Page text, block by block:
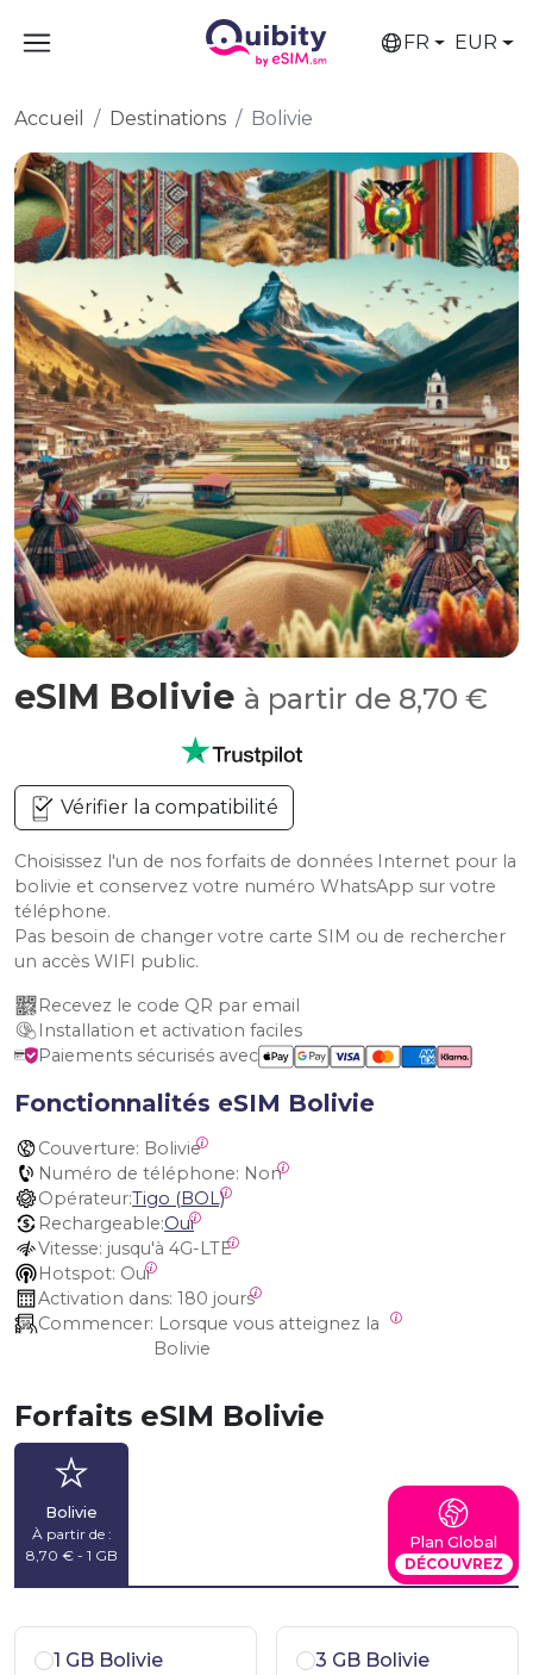
FR EUR
Accueil Destinations Bolivie
eSIM Bolivie à partir de 8,70 €
Vérifier la compatibilité
Choisissez l'un de nos forfaits de données Internet pour la
bolivie et conservez votre numéro WhatsApp sur votre
téléphone.
Pas besoin de changer votre carte SIM ou de rechercher
un accès WIFI public.
Recevez le code QR par email
Installation et activation faciles
Paiements sécurisés avec
Fonctionnalités eSIM Bolivie
Couverture: Bolivie
Numéro de téléphone: Non
Opérateur:Tigo (BOL)
Rechargeable:Oui
Vitesse: jusqu'à 4G-LTE
Hotspot: Oui
Activation dans: 180 jours
Commencer:
Bolivie
Forfaits eSIM Bolivie
Bolivie
À partir de :
8,70 € - 1 GB
Plan Global
DÉCOUVREZ
1 GB Bolivie 3 GB Bolivie